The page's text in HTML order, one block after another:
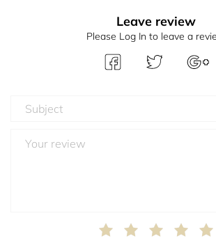
Leave review
Please Log In to leave a